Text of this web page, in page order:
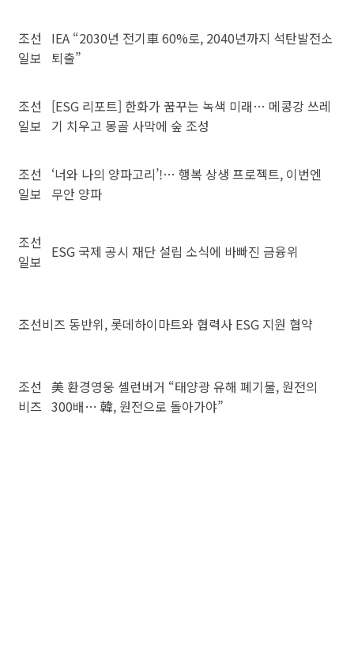
조선
일보
IEA “2030년 전기車 60%로, 2040년까지 석탄발전소
퇴출”
조선
일보
[ESG 리포트] 한화가 꿈꾸는 녹색 미래… 메콩강 쓰레
기 치우고 몽골 사막에 숲 조성
조선
일보
‘너와 나의 양파고리’!… 행복 상생 프로젝트, 이번엔
무안 양파
조선
일보
ESG 국제 공시 재단 설립 소식에 바빠진 금융위
조선비즈 동반위, 롯데하이마트와 협력사 ESG 지원 협약
조선
비즈
美 환경영웅 셸런버거 “태양광 유해 폐기물, 원전의
300배… 韓, 원전으로 돌아가야”